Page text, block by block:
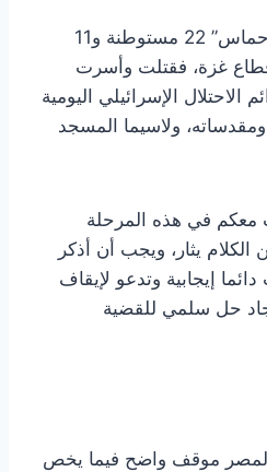
وفي ذلك اليوم هاجمت “حماس” 22 مستوطنة و11
غزة، فقتلت وأسرت
الاحتلال الإسرائيلي اليومية
ولاسيما المسجد
في هذه المرحلة
الكلام يثار، ويجب أن أذكر
إيجابية وتدعو لإيقاف
حل سلمي للقضية
موقف واضح فيما يخص